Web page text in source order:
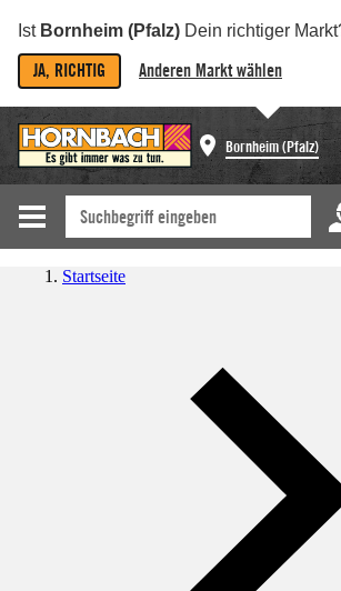
Ist Bornheim (Pfalz) Dein richtiger
JA, RICHTIG Anderen Markt wählen
Bornheim (Pfalz)
Startseite